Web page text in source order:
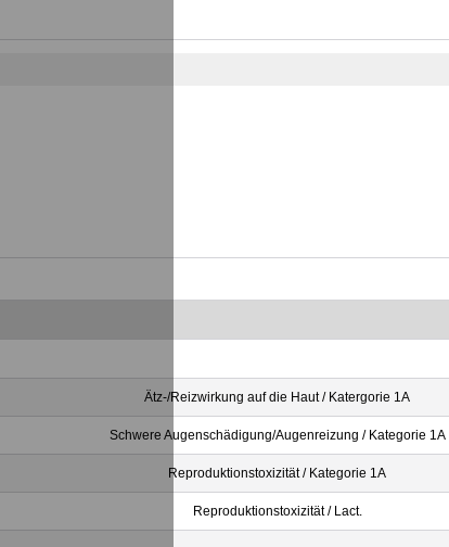
Ätz-/Reizwirkung auf die Haut / Katergorie 1A
Schwere Augenschädigung/Augenreizung / Kategorie 1A
Reproduktionstoxizität / Kategorie 1A
Reproduktionstoxizität / Lact.